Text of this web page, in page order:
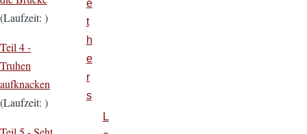
(Laufzeit: )
Teil 4 -
Truhen
aufknacken
(Laufzeit: )
e
t
h
e
r
s
L